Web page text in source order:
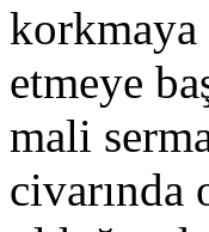
korkmaya
etmeye
mali